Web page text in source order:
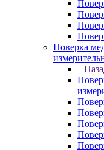
Поверка